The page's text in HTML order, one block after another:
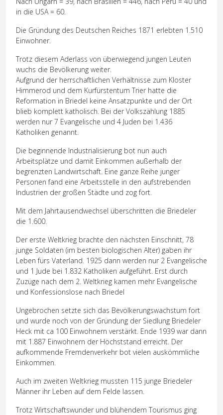
in die USA = 60.
Die Gründung des Deutschen Reiches 1871 erlebten 1.510
Einwohner.
Trotz diesem Aderlass von überwiegend jungen Leuten
wuchs die Bevölkerung weiter.
Aufgrund der herrschaftlichen Verhältnisse zum Kloster
Himmerod und dem Kurfürstentum Trier hatte die
Reformation in Briedel keine Ansatzpunkte und der Ort
blieb komplett katholisch. Bei der Volkszählung 1885
werden nur 7 Evangelische und 4 Juden bei 1.436
Katholiken genannt.
Die beginnende Industrialisierung bot nun auch
Arbeitsplätze und damit Einkommen außerhalb der
begrenzten Landwirtschaft. Eine ganze Reihe junger
Personen fand eine Arbeitsstelle in den aufstrebenden
Industrien der großen Städte und zog fort.
Mit dem Jahrtausendwechsel überschritten die Briedeler
die 1.600.
Der erste Weltkrieg brachte den nächsten Einschnitt, 78
junge Soldaten (im besten biologischen Alter) gaben ihr
Leben fürs Vaterland. 1925 dann werden nur 2 Evangelische
und 1 Jude bei 1.832 Katholiken aufgeführt. Erst durch
Zuzüge nach dem 2. Weltkrieg kamen mehr Evangelische
und Konfessionslose nach Briedel
Ungebrochen setzte sich das Bevölkerungswachstum fort
und wurde noch von der Gründung der Siedlung Briedeler
Heck mit ca 100 Einwohnern verstärkt. Ende 1939 war dann
mit 1.887 Einwohnern der Höchststand erreicht. Der
aufkommende Fremdenverkehr bot vielen auskömmliche
Einkommen.
Auch im zweiten Weltkrieg mussten 115 junge Briedeler
Männer ihr Leben auf dem Felde lassen.
Trotz Wirtschaftswunder und blühendem Tourismus ging